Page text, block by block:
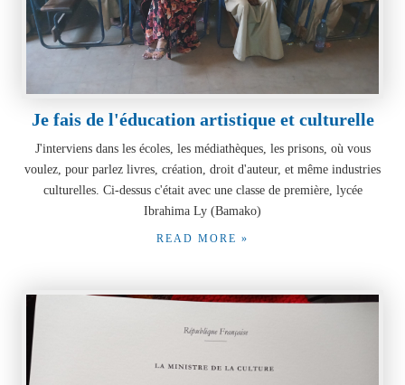
Je fais de l'éducation artistique et culturelle
J'interviens dans les écoles, les médiathèques, les prisons, où vous
voulez, pour parlez livres, création, droit d'auteur, et même industries
culturelles. Ci-dessus c'était avec une classe de première, lycée
Ibrahima Ly (Bamako)
READ MORE »